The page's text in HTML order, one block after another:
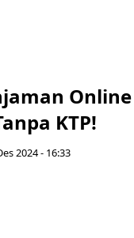
Online
KTP!
2024 - 16:33